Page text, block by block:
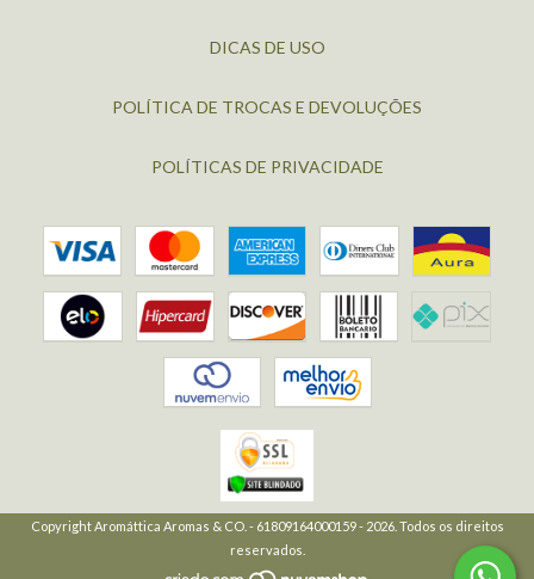
DICAS DE USO
POLÍTICA DE TROCAS E DEVOLUÇÕES
POLÍTICAS DE PRIVACIDADE
Copyright Aromáttica Aromas & CO. - 61809164000159 - 2026. Todos os direitos
reservados.